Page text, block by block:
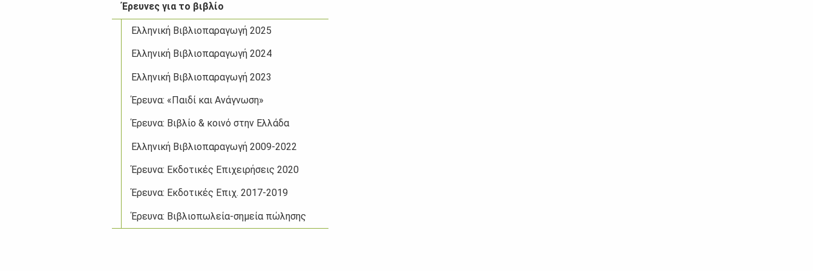
Έρευνες για το βιβλίο
Ελληνική Βιβλιοπαραγωγή 2025
Ελληνική Βιβλιοπαραγωγή 2024
Ελληνική Βιβλιοπαραγωγή 2023
Έρευνα: «Παιδί και Ανάγνωση»
Έρευνα: Βιβλίο & κοινό στην Ελλάδα
Ελληνική Βιβλιοπαραγωγή 2009-2022
Έρευνα: Εκδοτικές Επιχειρήσεις 2020
Έρευνα: Εκδοτικές Επιχ. 2017-2019
Έρευνα: Βιβλιοπωλεία-σημεία πώλησης